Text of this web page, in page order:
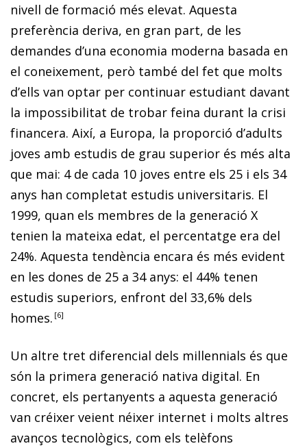
nivell de formació més elevat. Aquesta
preferència deriva, en gran part, de les
demandes d’una economia moderna basada en
el coneixement, però també del fet que molts
d’ells van optar per continuar estudiant davant
la impossibilitat de trobar feina durant la crisi
financera. Així, a Europa, la proporció d’adults
joves amb estudis de grau superior és més alta
que mai: 4 de cada 10 joves entre els 25 i els 34
anys han completat estudis universitaris. El
1999, quan els membres de la generació X
tenien la mateixa edat, el percentatge era del
24%. Aquesta tendència encara és més evident
en les dones de 25 a 34 anys: el 44% tenen
estudis superiors, enfront del 33,6% dels
homes. 6
Un altre tret diferencial dels millennials és que
són la primera generació nativa digital. En
concret, els pertanyents a aquesta generació
van créixer veient néixer internet i molts altres
avanços tecnològics, com els telèfons